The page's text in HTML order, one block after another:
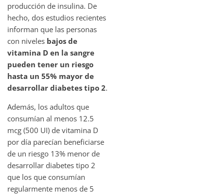
producción de insulina. De
hecho, dos estudios recientes
informan que las personas
con niveles bajos de
vitamina D en la sangre
pueden tener un riesgo
hasta un 55% mayor de
desarrollar diabetes tipo 2.
Además, los adultos que
consumían al menos 12.5
mcg (500 UI) de vitamina D
por día parecían beneficiarse
de un riesgo 13% menor de
desarrollar diabetes tipo 2
que los que consumían
regularmente menos de 5